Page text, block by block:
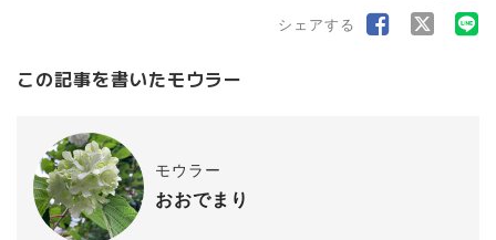
シェアする
この記事を書いたモウラー
モウラー
おおでまり